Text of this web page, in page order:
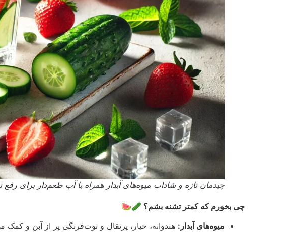
چیدمان تازه و شاداب میوه‌های آبدار همراه با آب طعم‌دار برای
چی بخورم که کمتر تشنه بشم؟ 🥒🍉
میوه‌های آبدار: هندوانه، خیار، پرتقال و توت‌فرنگی پر از آبن و